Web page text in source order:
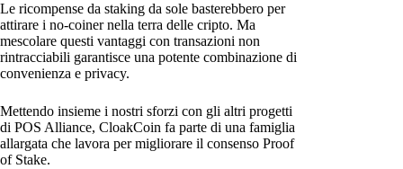
Le ricompense da staking da sole basterebbero per
attirare i no-coiner nella terra delle cripto. Ma
mescolare questi vantaggi con transazioni non
rintracciabili garantisce una potente combinazione di
convenienza e privacy.
Mettendo insieme i nostri sforzi con gli altri progetti
di POS Alliance, CloakCoin fa parte di una famiglia
allargata che lavora per migliorare il consenso Proof
of Stake.